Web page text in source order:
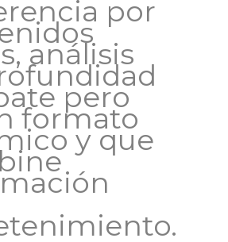
por
análisis
pero
formato
y que